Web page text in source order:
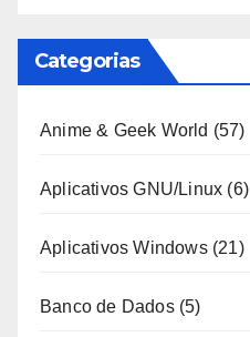
Categorias
Anime & Geek World (57)
Aplicativos GNU/Linux (6)
Aplicativos Windows(21)
Banco de Dados(5)